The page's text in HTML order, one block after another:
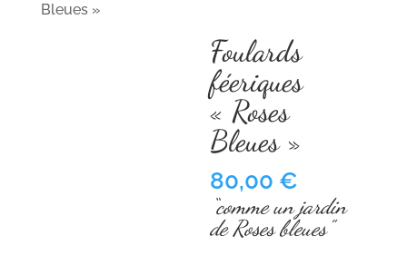
Bleues »
Foulards
féeriques
« Roses
Bleues »
80,00 €
“comme un jardin
de Roses bleues”